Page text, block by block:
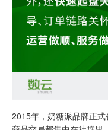
2015年，奶糖派品牌正式